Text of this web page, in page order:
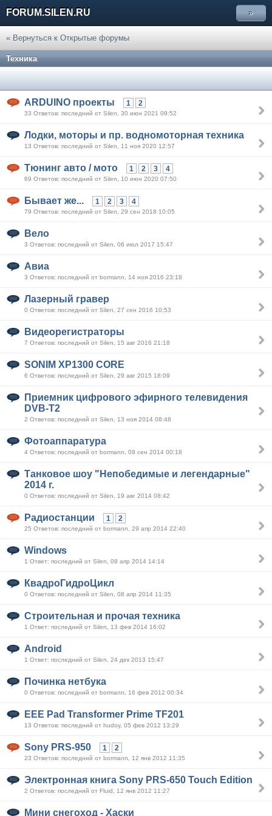
FORUM.SILEN.RU »
« Вернуться к Открытые форумы
Техника
ARDUINO проекты 1 2
33 Ответов: последний от Silen, 30 июн 2021 09:52
Лодки, моторы и пр. водномоторная техника
13 Ответов: последний от Silen, 11 ноя 2020 12:57
Тюнинг авто / мото 1 2 3 4
69 Ответов: последний от Silen, 10 июн 2020 07:50
Бывает же... 1 2 3 4
79 Ответов: последний от Silen, 29 сен 2018 10:05
Вело
3 Ответов: последний от Silen, 06 июл 2017 15:47
Авиа
3 Ответов: последний от bormann, 14 ноя 2016 23:18
Лазерный гравер
0 Ответов: последний от Silen, 27 сен 2016 10:53
Видеорегистраторы
7 Ответов: последний от Silen, 15 авг 2016 21:18
SONIM XP1300 CORE
6 Ответов: последний от Silen, 29 авг 2015 18:09
Приемник цифрового эфирного телевидения
DVB-T2
2 Ответов: последний от Silen, 13 ноя 2014 08:48
Фотоаппаратура
4 Ответов: последний от bormann, 09 сен 2014 00:18
Танковое шоу "Непобедимые и легендарные"
2014 г.
0 Ответов: последний от Silen, 19 авг 2014 08:42
Радиостанции 1 2
25 Ответов: последний от bormann, 29 апр 2014 22:40
Windows
1 Ответ: последний от Silen, 08 апр 2014 14:14
КвадроГидроЦикл
0 Ответов: последний от Silen, 08 апр 2014 11:35
Строительная и прочая техника
1 Ответ: последний от Silen, 13 фев 2014 16:02
Android
1 Ответ: последний от Silen, 24 дек 2013 15:47
Починка нетбука
0 Ответов: последний от bormann, 16 фев 2012 00:34
EEE Pad Transformer Prime TF201
13 Ответов: последний от hudoy, 05 фев 2012 13:29
Sony PRS-950 1 2
23 Ответов: последний от bormann, 12 янв 2012 11:35
Электронная книга Sony PRS-650 Touch Edition
2 Ответов: последний от Fluid, 12 янв 2012 11:27
Мини снегоход - Хаски